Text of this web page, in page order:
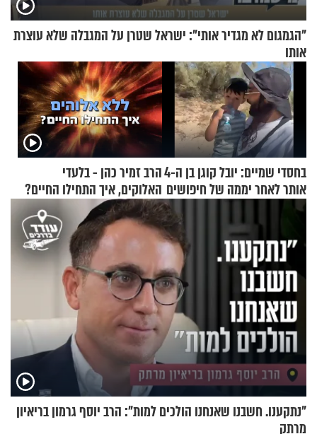
"הגמגום לא מגדיר אותי": ישראל שטרן על המגבלה שלא עוצרת
אותו
בחסדי שמיים: יובל קוגן בן ה-4
אותר לאחר יממה של חיפושים
הרב זמיר כהן - בלעדי
האלוקים, איך התחילו החיים?
"נתקענו. חשבנו שאנחנו הולכים למות": הרב יוסף גרמון בריאיון
מרתק